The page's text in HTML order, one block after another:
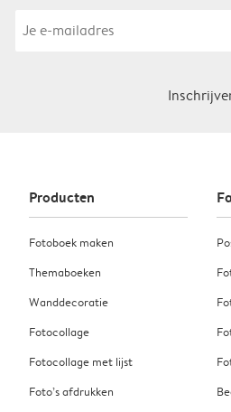
Producten
Fotoboek maken
Themaboeken
Wanddecoratie
Fotocollage
Fotocollage met lijst
Foto’s afdrukken